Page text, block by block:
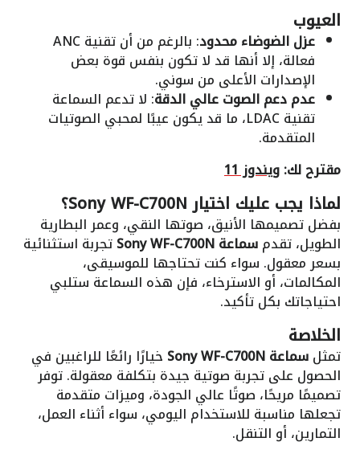
العيوب
عزل الضوضاء محدود : بالرغم من أن تقنية ANC
فعالة، إلا أنها قد لا تكون بنفس قوة بعض
الإصدارات الأعلى من سوني.
عدم دعم الصوت عالي الدقة: لا تدعم السماعة
تقنية LDAC، ما قد يكون عيبًا لمحبي الصوتيات
المتقدمة.
مقترح لك:ويندوز 11
لماذا يجب عليك اختيار Sony WF-C700N؟
بفضل تصميمها الأنيق، صوتها النقي، وعمر البطارية
الطويل، تقدمسماعة Sony WF-C700N تجربة استثنائية
بسعر معقول. سواء كنت تحتاجها للموسيقى،
المكالمات، أو الاسترخاء، فإن هذه السماعة ستلبي
احتياجاتك بكل تأكيد.
الخلاصة
تمثلسماعة Sony WF-C700N خيارًا رائعًا للراغبين في
الحصول على تجربة صوتية جيدة بتكلفة معقولة. توفر
تصميمًا مريحًا، صوتًا عالي الجودة، وميزات متقدمة
تجعلها مناسبة للاستخدام اليومي، سواء أثناء العمل،
التمارين، أو التنقل.